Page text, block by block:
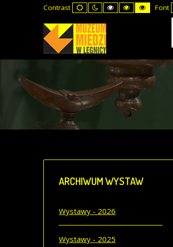
Contrast Default
mode
Night
mode
High
Contrast
High
Contrast
High
Contrast
Font
ARCHIWUMWYSTAW
Wystawy - 2026
Wystawy - 2025